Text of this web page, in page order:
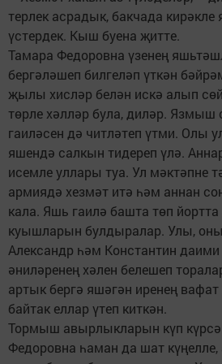
терлек асрадык, бакчада кирәкле
үстердек. Кыш буена җитте.
Тамара Федоровна үзенең
бергәләшеп билгеләп үткән
җылы хисләр белән искә алып
төрле хәлләр була, диләр.
гаиләсен дә читләтеп үтми. Олы
яшендә салкын тидереп үлә.
исемле уллары туа. Ул мәктәпне
армиядә хезмәт итә һәм аннан
кала. Яшь гаилә башта төп
куышларын булдыралар. Улы,
Александр һәм Константин
әниләренең хәлен белешеп
артык бергә яшәгән иренең
байтак еллар үтеп киткән.
Тормыш авырлыкларын күп
Федоровна һаман да шат